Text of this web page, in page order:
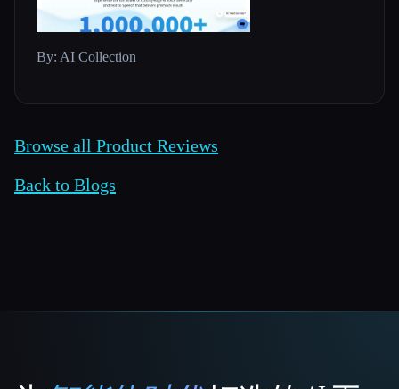
By: AI Collection
Browse all Product Reviews
Back to Blogs